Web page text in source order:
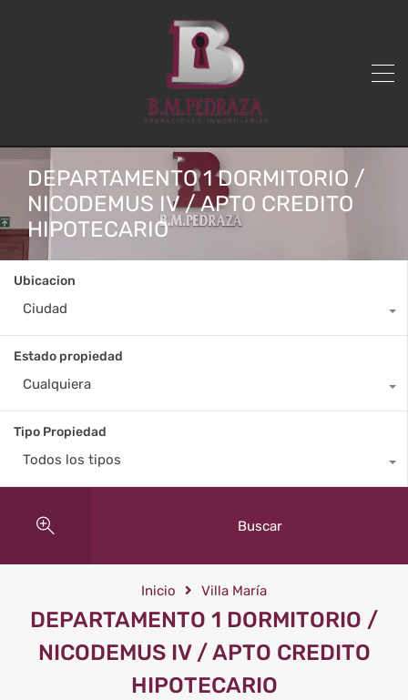
DEPARTAMENTO 1 DORMITORIO /
NICODEMUS IV / APTO CREDITO
HIPOTECARIO
Ubicacion
Ciudad
Estado propiedad
Cualquiera
Tipo Propiedad
Todos los tipos
Buscar
Inicio Villa María
DEPARTAMENTO 1 DORMITORIO /
NICODEMUS IV / APTO CREDITO
HIPOTECARIO